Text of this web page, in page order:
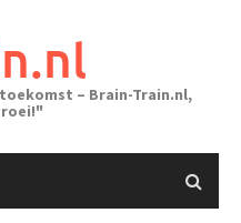
– Brain-Train.nl,